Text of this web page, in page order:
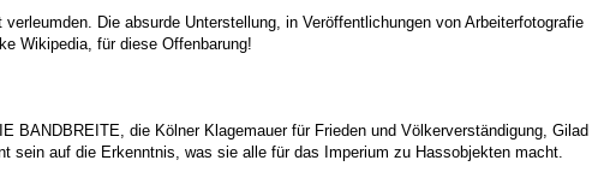
Die absurde Unterstellung, in Veröffentlichungen von Arbeiterfotografie
Wikipedia, für diese Offenbarung!
BANDBREITE, die Kölner Klagemauer für Frieden und Völkerverständigung, Gilad
sein auf die Erkenntnis, was sie alle für das Imperium zu Hassobjekten macht.